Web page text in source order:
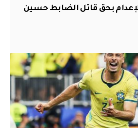
بحق قاتل الضابط حسين